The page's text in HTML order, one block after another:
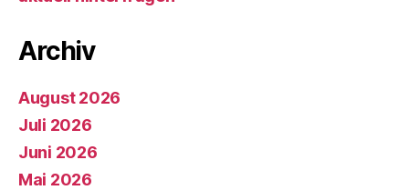
Archiv
August 2026
Juli 2026
Juni 2026
Mai 2026